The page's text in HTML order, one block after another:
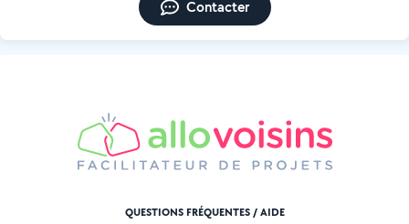
Contacter
QUESTIONS FRÉQUENTES / AIDE